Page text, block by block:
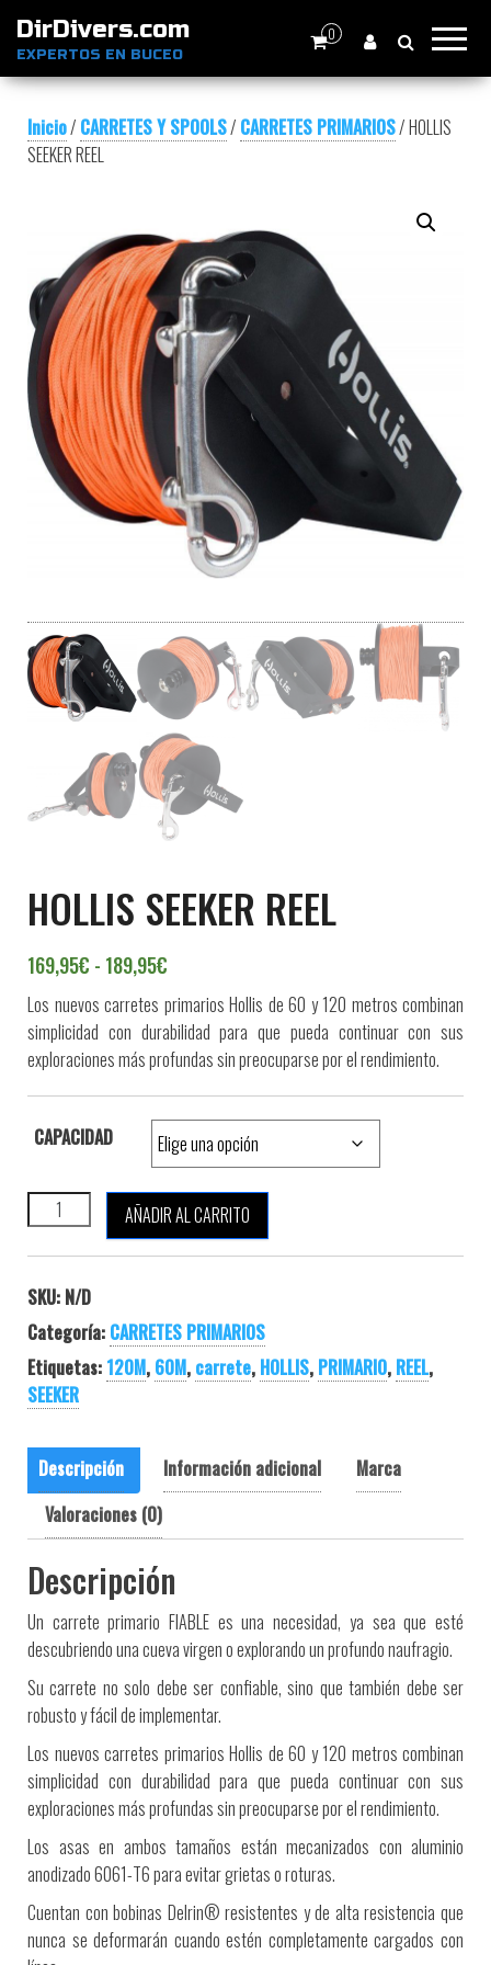
DirDivers.com
EXPERTOS EN BUCEO
0
Inicio/ CARRETES Y SPOOLS/ CARRETES PRIMARIOS/ HOLLIS
SEEKER REEL
HOLLIS SEEKER REEL
169,95€ - 189,95€
Los nuevos carretes primarios Hollis de 60 y 120 metros combinan
simplicidad con durabilidad para que pueda continuar con sus
exploraciones más profundas sin preocuparse por el rendimiento.
CAPACIDAD
HOLLIS SEEKER REEL cantidad
AÑADIR AL CARRITO
SKU: N/D
Categoría: CARRETES PRIMARIOS
Etiquetas: 120M, 60M, carrete, HOLLIS, PRIMARIO, REEL,
SEEKER
Descripción Información adicional
Marca
Valoraciones (0)
Descripción
Un carrete primario FIABLE es una necesidad, ya sea que esté
descubriendo una cueva virgen o explorando un profundo naufragio.
Su carrete no solo debe ser confiable, sino que también debe ser
robusto y fácil de implementar.
Los nuevos carretes primarios Hollis de 60 y 120 metros combinan
simplicidad con durabilidad para que pueda continuar con sus
exploraciones más profundas sin preocuparse por el rendimiento.
Los asas en ambos tamaños están mecanizados con aluminio
anodizado 6061-T6 para evitar grietas o roturas.
Cuentan con bobinas Delrin® resistentes y de alta resistencia que
nunca se deformarán cuando estén completamente cargados con